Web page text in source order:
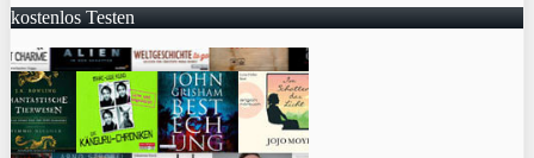
kostenlos Testen